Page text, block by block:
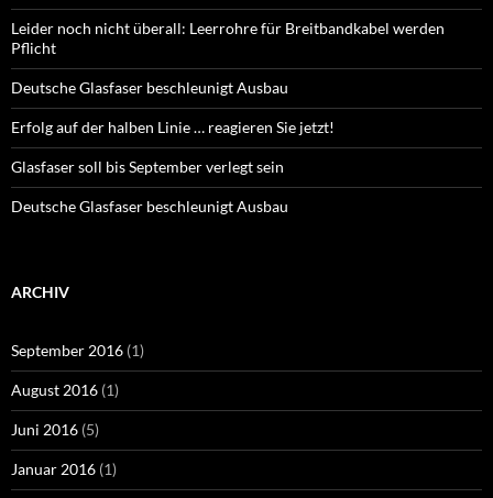
Leider noch nicht überall: Leerrohre für Breitbandkabel werden
Pflicht
Deutsche Glasfaser beschleunigt Ausbau
Erfolg auf der halben Linie … reagieren Sie jetzt!
Glasfaser soll bis September verlegt sein
Deutsche Glasfaser beschleunigt Ausbau
ARCHIV
September 2016 (1)
August 2016 (1)
Juni 2016 (5)
Januar 2016 (1)